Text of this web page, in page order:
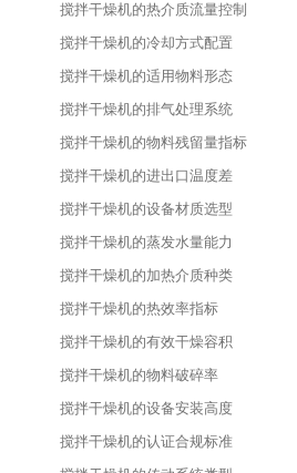
搅拌干燥机的热介质流量控制
搅拌干燥机的冷却方式配置
搅拌干燥机的适用物料形态
搅拌干燥机的排气处理系统
搅拌干燥机的物料残留量指标
搅拌干燥机的进出口温度差
搅拌干燥机的设备材质选型
搅拌干燥机的蒸发水量能力
搅拌干燥机的加热介质种类
搅拌干燥机的热效率指标
搅拌干燥机的有效干燥容积
搅拌干燥机的物料破碎率
搅拌干燥机的设备安装高度
搅拌干燥机的认证合规标准